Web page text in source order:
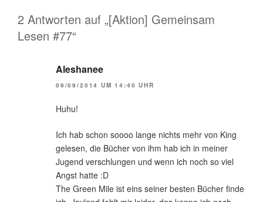
2 Antworten auf „[Aktion] Gemeinsam
Lesen #77“
Aleshanee
09/09/2014 UM 14:40 UHR
Huhu!
Ich hab schon soooo lange nichts mehr von King
gelesen, die Bücher von ihm hab ich in meiner
Jugend verschlungen und wenn ich noch so viel
Angst hatte :D
The Green Mile ist eins seiner besten Bücher finde